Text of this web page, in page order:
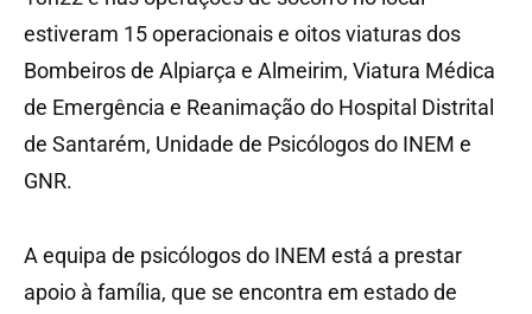
estiveram 15 operacionais e oitos viaturas dos
Bombeiros de Alpiarça e Almeirim, Viatura Médica
de Emergência e Reanimação do Hospital Distrital
de Santarém, Unidade de Psicólogos do INEM e
GNR.
A equipa de psicólogos do INEM está a prestar
apoio à família, que se encontra em estado de